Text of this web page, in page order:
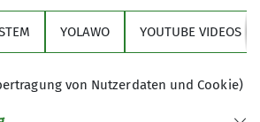
YOLAWO YOUTUBE VIDEOS
von Nutzerdaten und Cookie)